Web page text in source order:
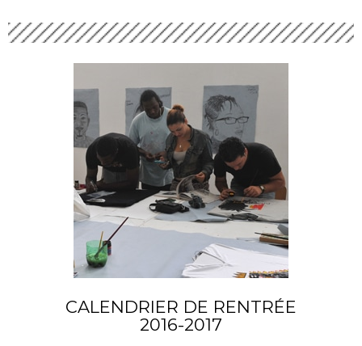
CALENDRIER DE RENTRÉE
2016-2017